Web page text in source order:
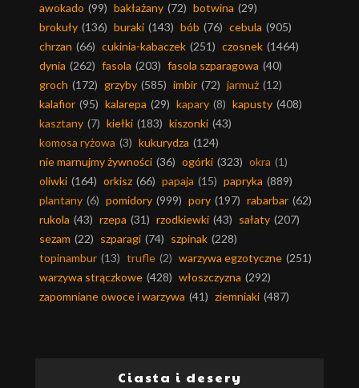
awokado (99) bakłażany (72) botwina (29)
brokuły (136) buraki (143) bób (76) cebula (905)
chrzan (66) cukinia-kabaczek (251) czosnek (1464)
dynia (262) fasola (203) fasola szparagowa (40)
groch (172) grzyby (585) imbir (72) jarmuż (12)
kalafior (95) kalarepa (29) kapary (8) kapusty (408)
kasztany (7) kiełki (183) kiszonki (43)
komosa ryżowa (3) kukurydza (124)
nie marnujmy żywności (36) ogórki (323) okra (1)
oliwki (164) orkisz (66) papaja (15) papryka (889)
plantany (6) pomidory (999) pory (197) rabarbar (62)
rukola (43) rzepa (31) rzodkiewki (43) sałaty (207)
sezam (22) szparagi (74) szpinak (228)
topinambur (13) trufle (2) warzywa egzotyczne (251)
warzywa strączkowe (428) włoszczyzna (292)
zapomniane owoce i warzywa (41) ziemniaki (487)
Ciasta i desery